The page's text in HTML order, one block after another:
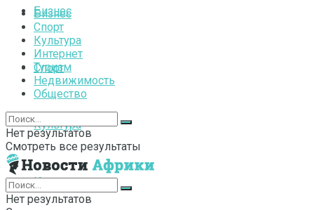
Бизнес
Спорт
Культура
Интернет
Бизнес
Спорт
Культура
Интернет
Туризм
Недвижимость
Общество
Нет результатов
Смотреть все результаты
Нет результатов